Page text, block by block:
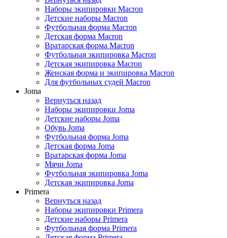
Наборы экипировки Macron
Детские наборы Macron
Футбольная форма Macron
Детская форма Macron
Вратарская форма Macron
Футбольная экипировка Macron
Детская экипировка Macron
Женская форма и экипировка Macron
Для футбольных судей Macron
Joma
Вернуться назад
Наборы экипировки Joma
Детские наборы Joma
Обувь Joma
Футбольная форма Joma
Детская форма Joma
Вратарская форма Joma
Мячи Joma
Футбольная экипировка Joma
Детская экипировка Joma
Primera
Вернуться назад
Наборы экипировки Primera
Детские наборы Primera
Футбольная форма Primera